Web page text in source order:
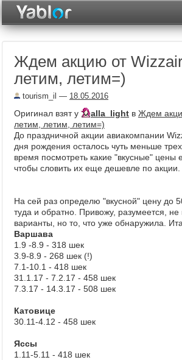
Неделя
Месяц
Рейтинги
Архив
Фототоп
Ждем акцию от
летим, летим=)
tourism_il — 18.05.2016
Оригинал взят у alla_light в Ждем
летим, летим, летим=)
До праздничной акции авиакомпании
дня рождения осталось чуть меньше
время посмотреть какие "вкусные" цены
чтобы словить их еще дешевле по акции.
На сей раз определю "вкусной" цену до
туда и обратно. Привожу, разумеется,
варианты, но то, что уже обнаружила.
Варшава
1.9 -8.9 - 318 шек
3.9-8.9 - 268 шек (!)
7.1-10.1 - 418 шек
31.1.17 - 7.2.17 - 458 шек
7.3.17 - 14.3.17 - 508 шек
Катовице
30.11-4.12 - 458 шек
Яссы
1.11-5.11 - 418 шек